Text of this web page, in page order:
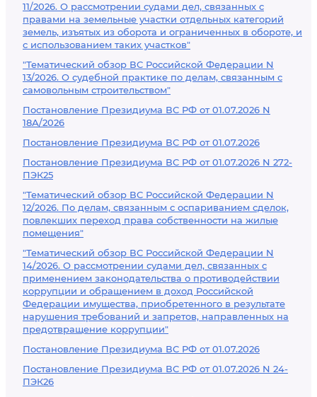
11/2026. О рассмотрении судами дел, связанных с
правами на земельные участки отдельных категорий
земель, изъятых из оборота и ограниченных в обороте, и
с использованием таких участков"
"Тематический обзор ВС Российской Федерации N
13/2026. О судебной практике по делам, связанным с
самовольным строительством"
Постановление Президиума ВС РФ от 01.07.2026 N
18А/2026
Постановление Президиума ВС РФ от 01.07.2026
Постановление Президиума ВС РФ от 01.07.2026 N 272-
ПЭК25
"Тематический обзор ВС Российской Федерации N
12/2026. По делам, связанным с оспариванием сделок,
повлекших переход права собственности на жилые
помещения"
"Тематический обзор ВС Российской Федерации N
14/2026. О рассмотрении судами дел, связанных с
применением законодательства о противодействии
коррупции и обращением в доход Российской
Федерации имущества, приобретенного в результате
нарушения требований и запретов, направленных на
предотвращение коррупции"
Постановление Президиума ВС РФ от 01.07.2026
Постановление Президиума ВС РФ от 01.07.2026 N 24-
ПЭК26